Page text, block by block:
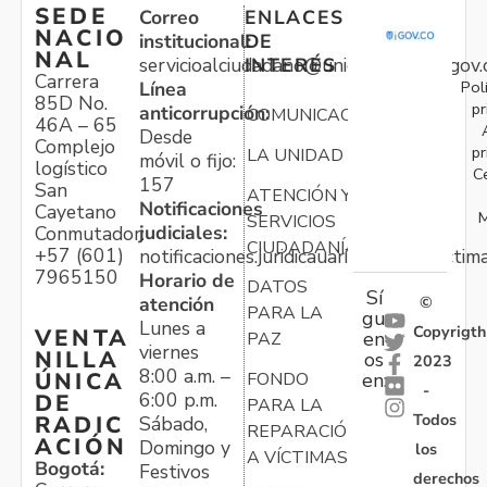
SEDE
NACIO
NAL
Carrera
85D No.
46A – 65
Complejo
logístico
San
Cayetano
Conmutador:
+57 (601)
7965150
VENTA
NILLA
ÚNICA
DE
RADIC
ACIÓN
Bogotá:
Correo
institucional:
Línea
anticorrupción:
Desde
móvil o fijo:
157
Notificaciones
judiciales:
Horario de
atención
Lunes a
viernes
8:00 a.m. –
6:00 p.m.
Sábado,
Domingo y
Festivos
ENLACES
DE
INTERÉS
COMUNICACIONES
LA UNIDAD
ATENCIÓN Y
SERVICIOS
CIUDADANÍA
DATOS
PARA LA
PAZ
FONDO
PARA LA
REPARACIÓN
A VÍCTIMAS
Sí
gu
en
os
en:
©
Copyrigth
2023
-
Todos
los
derechos